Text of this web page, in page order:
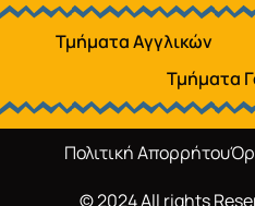
Τμήματα Αγγλικών
Τμήματα
Πολιτική Απορρήτου
© 2024 All rights